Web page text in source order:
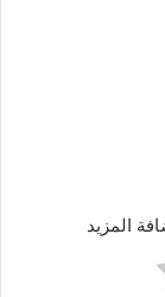
المزيد